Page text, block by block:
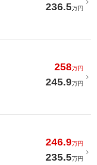
236.5万円
258万円
245.9万円
246.9万円
235.5万円